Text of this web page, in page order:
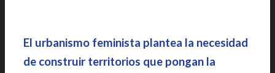
El urbanismo feminista plantea la necesidad
de construir territorios que pongan la